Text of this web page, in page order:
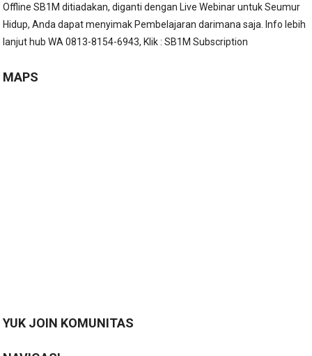
Offline SB1M ditiadakan, diganti dengan Live Webinar untuk Seumur
Hidup, Anda dapat menyimak Pembelajaran darimana saja. Info lebih
lanjut hub WA 0813-8154-6943, Klik :SB1M Subscription
MAPS
YUK JOIN KOMUNITAS